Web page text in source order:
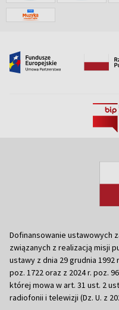
Dofinansowanie ustawowych
związanych z realizacją misji
ustawy z dnia 29 grudnia 1992
poz. 1722 oraz z 2024 r. poz.
której mowa w art. 31 ust. 2
radiofonii i telewizji (Dz. U. z